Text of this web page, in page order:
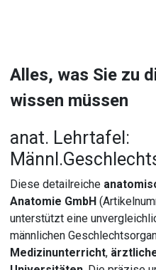
Alles, was Sie zu
wissen müssen
anat. Lehrtafel:
Diese detailreiche
Anatomie GmbH
unterstützt eine
männlichen
Medizinunterricht,